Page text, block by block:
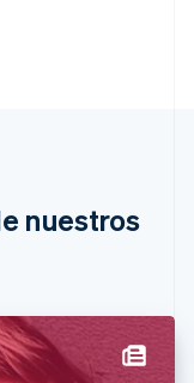
nuestros